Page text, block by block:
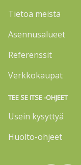
Tietoa meistä
Asennusalueet
Referenssit
Verkkokaupat
TEE SE ITSE -OHJEET
Usein kysyttyä
Huolto-ohjeet